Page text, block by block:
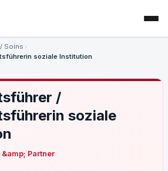
Soins
soziale Institution
/
soziale
Partner